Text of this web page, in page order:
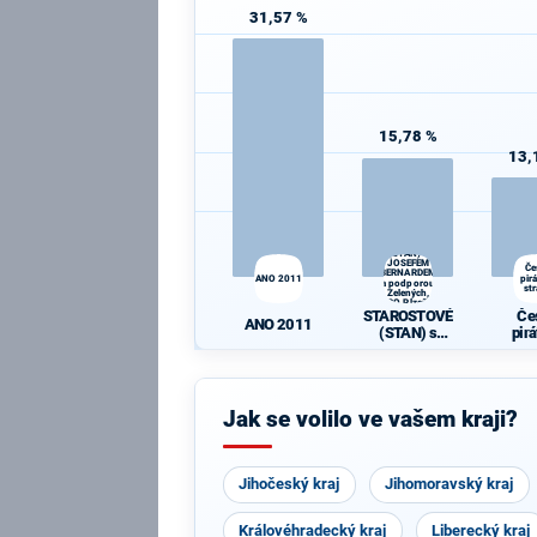
31,57 %
ANO 2011
ANO 2011
15,78 %
(STAN) s
JOSEFEM
BERNARDEM
a podporou
Zelených,
PRO Plzeň a
Idealistů
STAROSTOVÉ
(STAN) s
a podporou
PRO Plzeň a
Jak se volilo ve vašem kraji?
Jihočeský kraj Jihomoravský kraj
Královéhradecký kraj Liberecký kraj